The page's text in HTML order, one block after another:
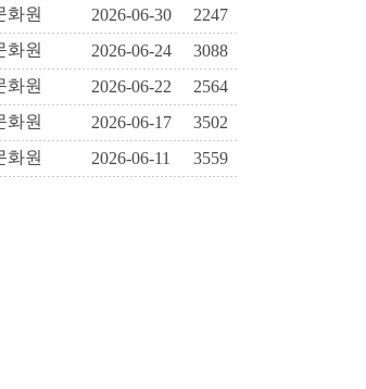
화원 2026-06-30
2247
화원 2026-06-24
3088
화원 2026-06-22
2564
화원 2026-06-17
3502
화원 2026-06-11 3559